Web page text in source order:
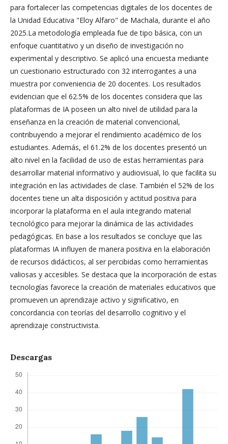
para fortalecer las competencias digitales de los docentes de
la Unidad Educativa "Eloy Alfaro" de Machala, durante el año
2025.La metodología empleada fue de tipo básica, con un
enfoque cuantitativo y un diseño de investigación no
experimental y descriptivo. Se aplicó una encuesta mediante
un cuestionario estructurado con 32 interrogantes a una
muestra por conveniencia de 20 docentes. Los resultados
evidencian que el 62.5% de los docentes considera que las
plataformas de IA poseen un alto nivel de utilidad para la
enseñanza en la creación de material convencional,
contribuyendo a mejorar el rendimiento académico de los
estudiantes. Además, el 61.2% de los docentes presentó un
alto nivel en la facilidad de uso de estas herramientas para
desarrollar material informativo y audiovisual, lo que facilita su
integración en las actividades de clase. También el 52% de los
docentes tiene un alta disposición y actitud positiva para
incorporar la plataforma en el aula integrando material
tecnológico para mejorar la dinámica de las actividades
pedagógicas. En base a los resultados se concluye que las
plataformas IA influyen de manera positiva en la elaboración
de recursos didácticos, al ser percibidas como herramientas
valiosas y accesibles. Se destaca que la incorporación de estas
tecnologías favorece la creación de materiales educativos que
promueven un aprendizaje activo y significativo, en
concordancia con teorías del desarrollo cognitivo y el
aprendizaje constructivista.
Descargas